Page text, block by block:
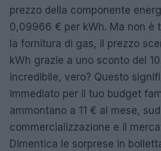
prezzo della componente
0,09966 € per kWh. Ma non è
la fornitura di gas, il prezzo
kWh grazie a uno sconto del
incredibile, vero? Questo
immediato per il tuo budget
ammontano a 11 € al mese,
commercializzazione e il
Dimentica le sorprese in